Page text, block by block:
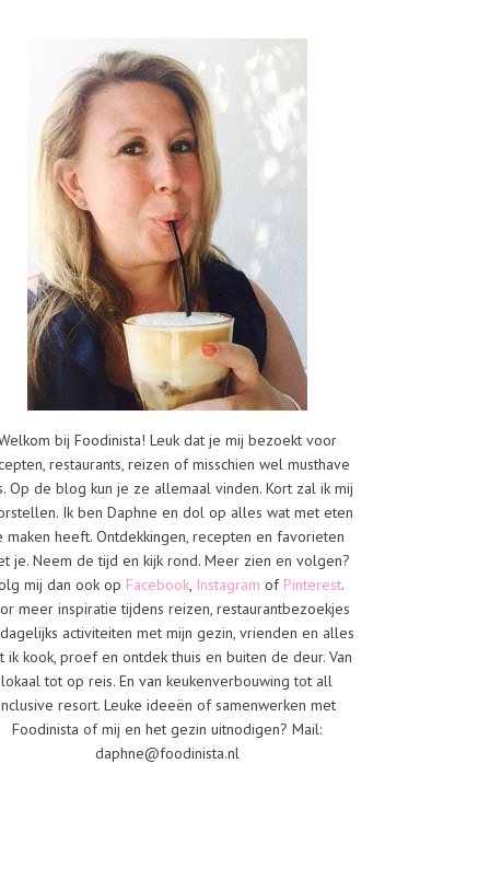
bij Foodinista! Leuk dat je mij bezoekt voor
restaurants, reizen of misschien wel musthave
Op de blog kun je ze allemaal vinden. Kort zal ik mij
Ik ben Daphne en dol op alles wat met eten
maken heeft. Ontdekkingen, recepten en favorieten
je. Neem de tijd en kijk rond. Meer zien en volgen?
mij dan ook op Facebook, Instagram of Pinterest.
meer inspiratie tijdens reizen, restaurantbezoekjes
activiteiten met mijn gezin, vrienden en alles
ik kook, proef en ontdek thuis en buiten de deur. Van
lokaal tot op reis. En van keukenverbouwing tot all
resort. Leuke ideeën of samenwerken met
Foodinista of mij en het gezin uitnodigen? Mail:
daphne@foodinista.nl